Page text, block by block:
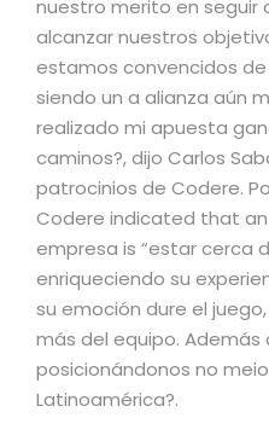
nuestro merito en seguir
alcanzar nuestros
estamos convencidos
siendo un a alianza aún
realizado mi apuesta
caminos?, dijo Carlos
patrocinios de Codere.
Codere indicated that
empresa is “estar cerca
enriqueciendo su
su emoción dure el
más del equipo. Además
posicionándonos no
Latinoamérica?.